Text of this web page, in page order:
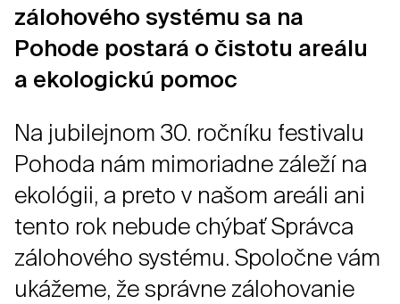
zálohového systému sa na
Pohode postará o čistotu areálu
a ekologickú pomoc
Na jubilejnom 30. ročníku festivalu
Pohoda nám mimoriadne záleží na
ekológii, a preto v našom areáli ani
tento rok nebude chýbať Správca
zálohového systému. Spoločne vám
ukážeme, že správne zálohovanie